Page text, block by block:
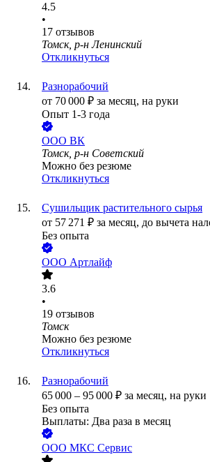
4.5
•
17 отзывов
Томск, р-н Ленинский
Откликнуться
Разнорабочий
от 70 000 ₽ за месяц, на руки
Опыт 1-3 года
ООО ВК
Томск, р-н Советский
Можно без резюме
Откликнуться
Сушильщик растительного сырья
от 57 271 ₽ за месяц, до вычета
Без опыта
ООО Артлайф
3.6
•
19 отзывов
Томск
Можно без резюме
Откликнуться
Разнорабочий
65 000 – 95 000 ₽ за месяц, на руки
Без опыта
Выплаты: Два раза в месяц
ООО МКС Сервис